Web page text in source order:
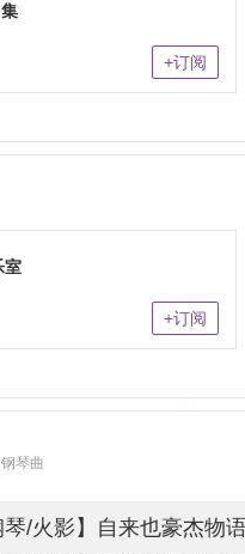
+订阅
室
+订阅
钢琴曲
琴/火影】自来也豪杰物